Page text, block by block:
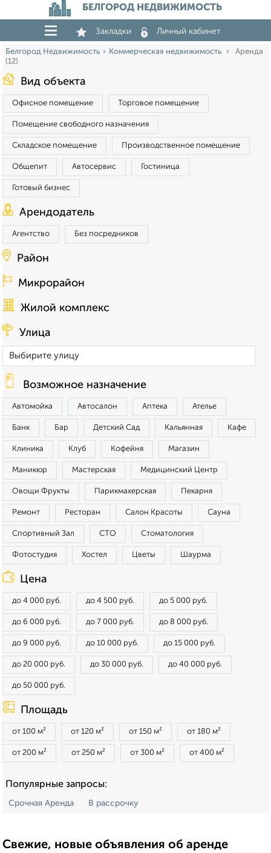
БЕЛГОРОД НЕДВИЖИМОСТЬ
Закладки Личный кабинет
Белгород Недвижимость Коммерческая недвижимость
Аренда
(12)
Вид объекта
Офисное помещение Торговое помещение
Помещение свободного назначения
Складское помещение Производственное помещение
Общепит Автосервис Гостиница
Готовый бизнес
Арендодатель
Агентство Без посредников
Район
Микрорайон
Жилой комплекс
Улица
Возможное назначение
Автомойка Автосалон Аптека Ателье
Банк Бар Детский Сад Кальянная Кафе
Клиника Клуб Кофейня Магазин
Маникюр Мастерская Медицинский Центр
Овощи Фрукты Парикмахерская Пекарня
Ремонт Ресторан Салон Красоты Сауна
Спортивный Зал СТО Стоматология
Фотостудия Хостел Цветы Шаурма
Цена
до 4 000 руб. до 4 500 руб. до 5 000 руб.
до 6 000 руб. до 7 000 руб. до 8 000 руб.
до 9 000 руб. до 10 000 руб. до 15 000 руб.
до 20 000 руб. до 30 000 руб. до 40 000 руб.
до 50 000 руб.
Площадь
от 100 м² от 120 м² от 150 м² от 180 м²
от 200 м² от 250 м² от 300 м² от 400 м²
Популярные запросы:
Срочная Аренда В рассрочку
Свежие, новые объявления об аренде